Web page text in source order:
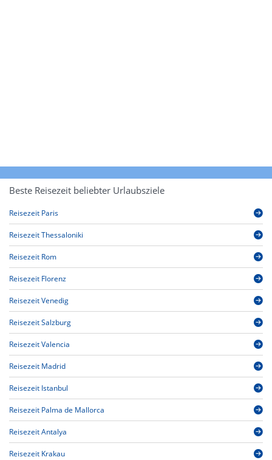
Beste Reisezeit beliebter Urlaubsziele
Reisezeit Paris
Reisezeit Thessaloniki
Reisezeit Rom
Reisezeit Florenz
Reisezeit Venedig
Reisezeit Salzburg
Reisezeit Valencia
Reisezeit Madrid
Reisezeit Istanbul
Reisezeit Palma de Mallorca
Reisezeit Antalya
Reisezeit Krakau